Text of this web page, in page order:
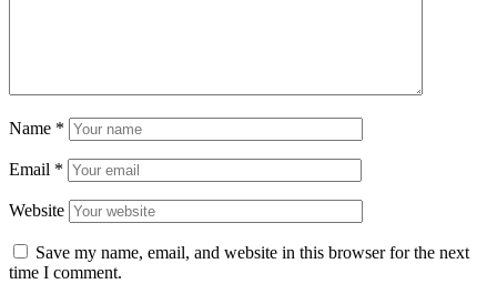
Name *
Email *
Website
Save my name, email, and website in this browser for the next
time I comment.